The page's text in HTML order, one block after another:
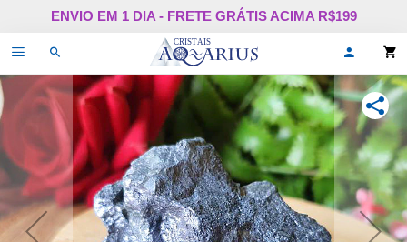
Pular
o
conteúdo
ENVIO EM 1 DIA - FRETE GRÁTIS ACIMA R$199
Alternar
navegação
login
ou
se!